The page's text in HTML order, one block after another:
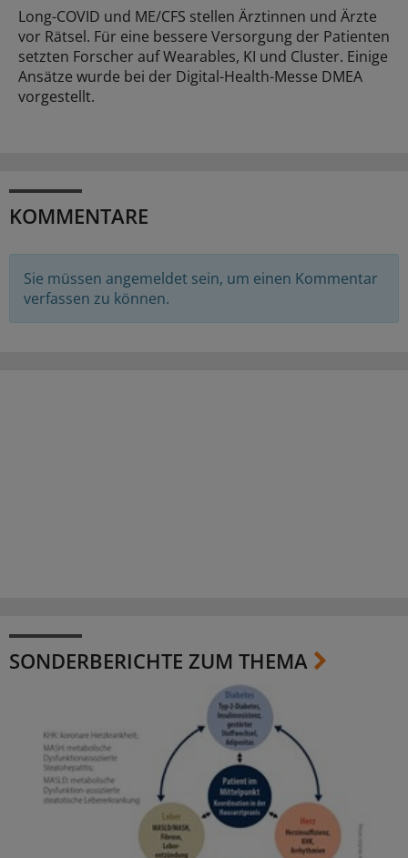
Long-COVID und ME/CFS stellen Ärztinnen und Ärzte
vor Rätsel. Für eine bessere Versorgung der Patienten
setzten Forscher auf Wearables, KI und Cluster. Einige
Ansätze wurde bei der Digital-Health-Messe DMEA
vorgestellt.
KOMMENTARE
Sie müssen angemeldet sein, um einen Kommentar
verfassen zu können.
SONDERBERICHTE ZUM THEMA